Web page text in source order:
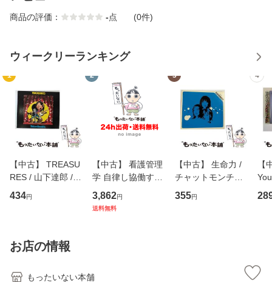
商品の評価： -点 (0件)
ウィークリーランキング
1
【中古】 TREASU
RES / 山下達郎 /
イーストウエス
ト・ジャパン [CD]
434円
2
【中古】 看護管理
学 自律し協働する
専門職の看護マネ
ジメントスキル 改
3,862円
送料無料
3
【中古】 生命力 /
チャットモンチー /
キューンレコード
[CD]【メール便送
355円
4
【
のが
お店の情報
もったいない本舗